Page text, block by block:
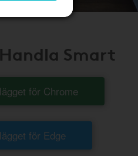
Smart
för Chrome
för Edge